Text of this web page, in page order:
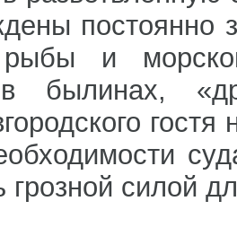
постоянно
и
в былинах,
грозной силой